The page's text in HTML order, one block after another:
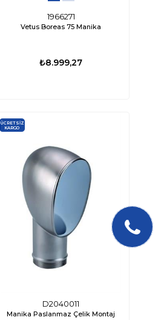
1966271
Vetus Boreas 75 Manika
₺8.999,27
D2040011
Manika Paslanmaz Çelik Montaj
ÜCRETSIZ
KARGO